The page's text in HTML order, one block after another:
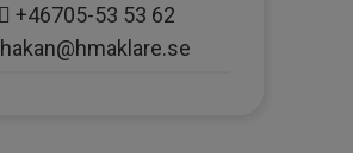
+46705-53 53 62
hakan@hmaklare.se